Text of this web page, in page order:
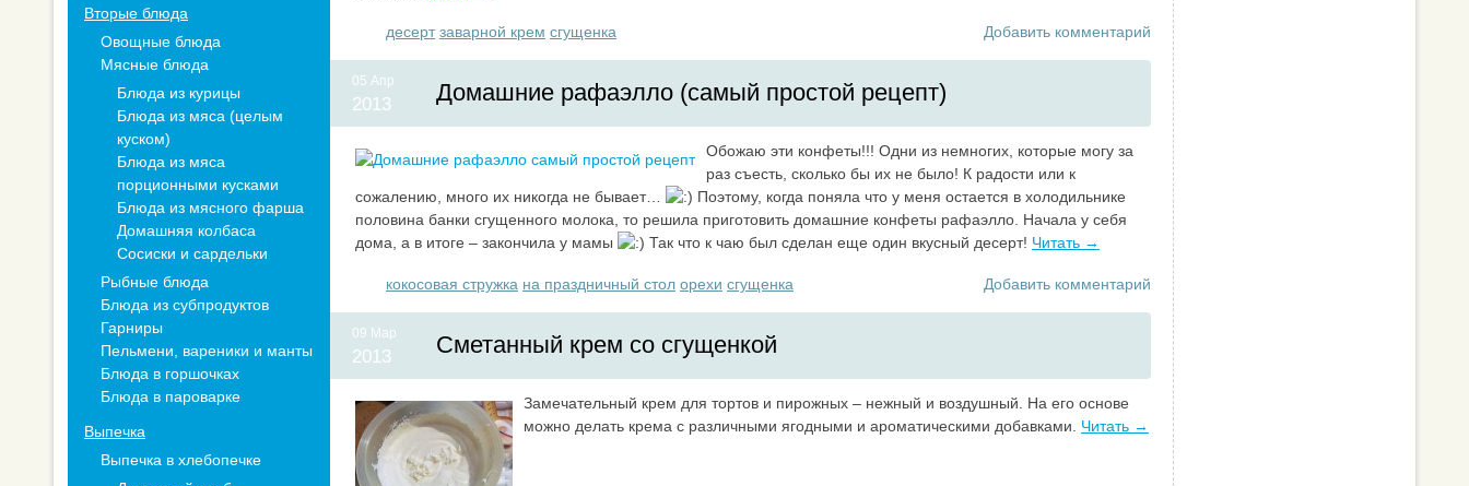
десерт заварной крем сгущенка Добавить комментарий
05 Апр
2013 Домашние рафаэлло (самый простой рецепт)
Обожаю эти конфеты!!! Одни из немногих, которые могу за
раз съесть, сколько бы их не было! К радости или к
сожалению, много их никогда не бывает…
Поэтому, когда поняла что у меня остается в холодильнике
половина банки сгущенного молока, то решила приготовить домашние конфеты рафаэлло. Начала у себя
дома, а в итоге – закончила у мамы
Так что к чаю был сделан еще один вкусный десерт! Читать →
кокосовая стружка на праздничный стол орехи сгущенка Добавить комментарий
09 Мар
2013 Сметанный крем со сгущенкой
Замечательный крем для тортов и пирожных – нежный и воздушный. На его основе
можно делать крема с различными ягодными и ароматическими добавками.
Читать →
Вторые блюда
Овощные блюда
Мясные блюда
Блюда из курицы
Блюда из мяса (целым
куском)
Блюда из мяса
порционными кусками
Блюда из мясного фарша
Домашняя колбаса
Сосиски и сардельки
Рыбные блюда
Блюда из субпродуктов
Гарниры
Пельмени, вареники и манты
Блюда в горшочках
Блюда в пароварке
Выпечка
Выпечка в хлебопечке